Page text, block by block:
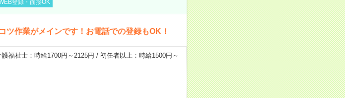
登録・面接OK
ツ作業がメインです！お電話での登録もOK！
福祉士：時給1700円～2125円 / 初任者以上：時給1500円～